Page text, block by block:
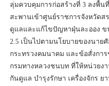
ลุ่มควบคุมการก่อสร้างที่ 3 ลงพื้น
สะพานเข้าศูนย์ราชการจังหวัดส
ดูแลและแก้ไขปัญหาฝุ่นละออง ข
2.5 เป็นไปตามนโยบายของนาย
กระทรวงคมนาคม และข้อสั่งกา
กรมทางหลวงชนบท ที่ให้หน่วยง
กันดูแล บำรุงรักษา เครื่องจักร